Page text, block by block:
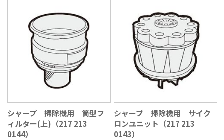
シャープ 掃除機用 筒型フ
ィルター(上)（217 213
0144）
シャープ 掃除機用 サイク
ロンユニット（217 213
0143）